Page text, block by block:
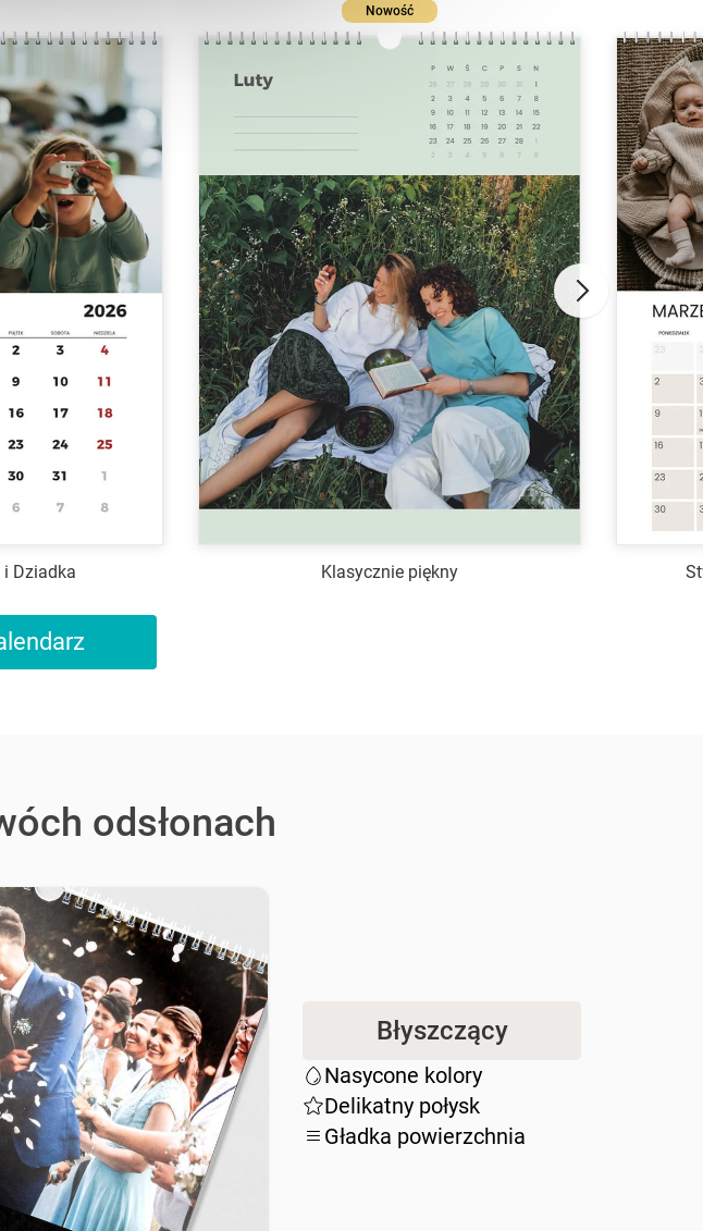
Dziadka
Nowość
Klasycznie piękny
odsłonach
Błyszczący
Nasycone kolory
Delikatny połysk
Gładka powierzchnia